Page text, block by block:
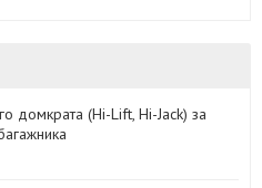
домкрата (Hi-Lift, Hi-Jack) за